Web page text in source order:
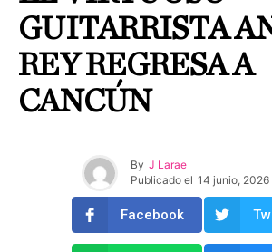
GUITARRISTA
REY REGRESA A
CANCÚN
By J Larae
Publicado el 14 junio, 2026
Facebook